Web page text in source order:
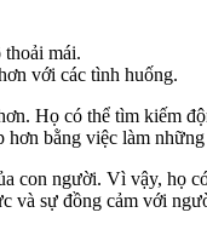
mái.
với các tình huống.
Họ có thể tìm kiếm
bằng việc làm
con người. Vì vậy, họ
sự đồng cảm với